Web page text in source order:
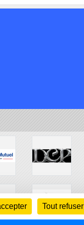
Tout refuser